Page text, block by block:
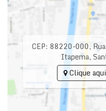
CEP: 88220-000,
Itapema,
Clique